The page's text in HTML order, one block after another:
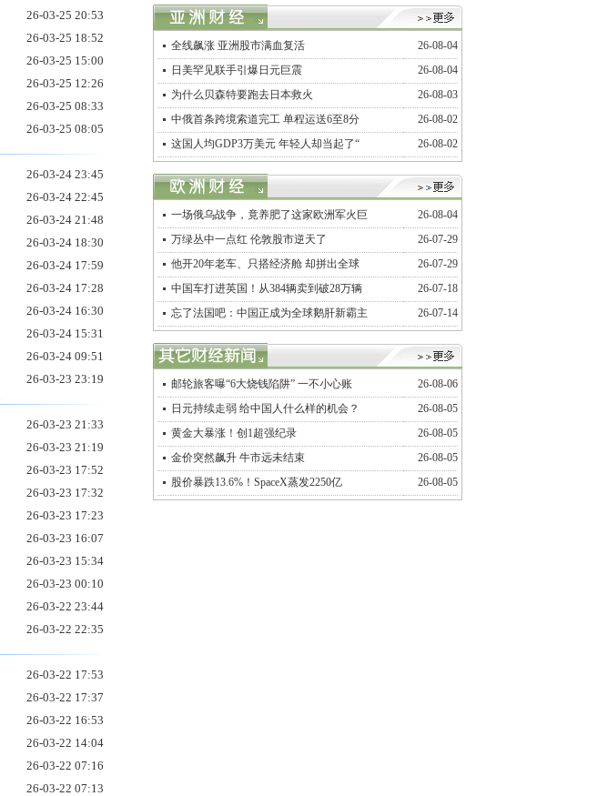
26-03-25 20:53
26-03-25 18:52
26-03-25 15:00
26-03-25 12:26
26-03-25 08:33
26-03-25 08:05
26-03-24 23:45
26-03-24 22:45
26-03-24 21:48
26-03-24 18:30
26-03-24 17:59
26-03-24 17:28
26-03-24 16:30
26-03-24 15:31
26-03-24 09:51
26-03-23 23:19
26-03-23 21:33
26-03-23 21:19
26-03-23 17:52
26-03-23 17:32
26-03-23 17:23
26-03-23 16:07
26-03-23 15:34
26-03-23 00:10
26-03-22 23:44
26-03-22 22:35
26-03-22 17:53
26-03-22 17:37
26-03-22 16:53
26-03-22 14:04
26-03-22 07:16
26-03-22 07:13
全线飙涨 亚洲股市满血复活
26-08-04
日美罕见联手引爆日元巨震
26-08-04
为什么贝森特要跑去日本救火
26-08-03
中俄首条跨境索道完工 单程运送6至8分
26-08-02
这国人均GDP3万美元 年轻人却当起了“
26-08-02
一场俄乌战争，竟养肥了这家欧洲军火巨
26-08-04
万绿丛中一点红 伦敦股市逆天了
26-07-29
他开20年老车、只搭经济舱 却拼出全球
26-07-29
中国车打进英国！从384辆卖到破28万辆
26-07-18
忘了法国吧：中国正成为全球鹅肝新霸主
26-07-14
邮轮旅客曝“6大烧钱陷阱” 一不小心账
26-08-06
日元持续走弱 给中国人什么样的机会？
26-08-05
黄金大暴涨！创1超强纪录
26-08-05
金价突然飙升 牛市远未结束
26-08-05
股价暴跌13.6%！SpaceX蒸发2250亿
26-08-05